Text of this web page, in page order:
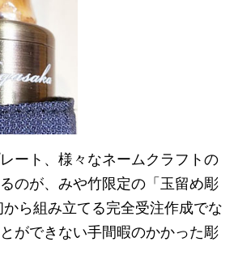
ート、様々なネームクラフトの
のが、みや竹限定の「玉留め彫
ら組み立てる完全受注作成でな
ができない手間暇のかかった彫